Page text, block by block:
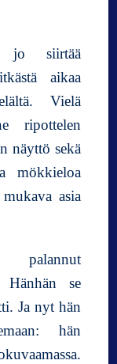
jo siirtää
aikaa
Vielä
ripottelen
näyttö sekä
mökkieloa
asia
Hänhän se
Ja nyt hän
hän